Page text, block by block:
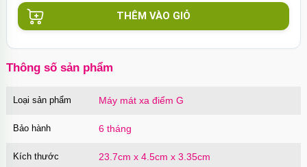
Bao cao su Sagami Xtreme siêu mỏng hộp
10 chiếc Nhật Bản
Củ sạc Hoco Mini Travel Charger 10.5W
MãHOCO 90.000₫
THÊM VÀO GIỎ
Thông số sản phẩm
Loại sản phẩm Máy mát xa điểm G
Bảo hành 6 tháng
Kích thước 23.7cm x 4.5cm x 3.35cm